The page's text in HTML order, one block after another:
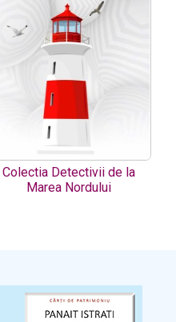
Colectia Detectivii de la
Marea Nordului